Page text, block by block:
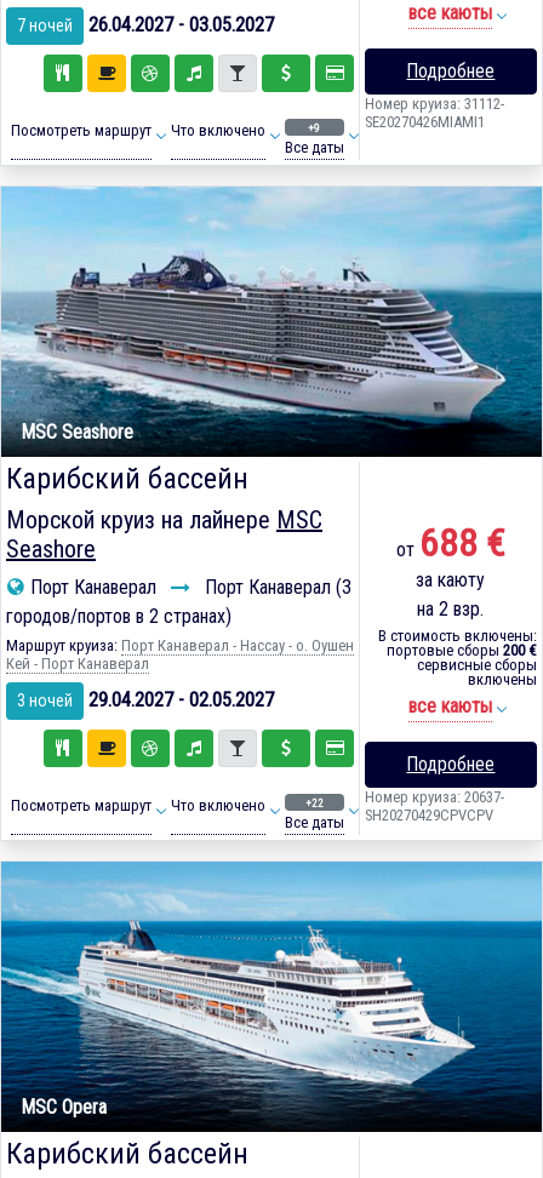
7 ночей 26.04.2027 - 03.05.2027
Посмотреть маршрут Что включено +9
Все даты
все каюты
Подробнее
Номер круиза: 31112-
SE20270426MIAMI1
MSC Seashore
Карибский бассейн
Морской круиз на лайнере MSC
Seashore
Порт Канаверал
Порт Канаверал (3
городов/портов в 2 странах)
Маршрут круиза: Порт Канаверал - Нассау - о. Оушен
Кей - Порт Канаверал
3 ночей 29.04.2027 - 02.05.2027
Посмотреть маршрут Что включено +22
Все даты
от 688 €
за каюту
на 2 взр.
В стоимость включены:
портовые сборы 200 €
сервисные сборы
включены
все каюты
Подробнее
Номер круиза: 20637-
SH20270429CPVCPV
MSC Opera
Карибский бассейн